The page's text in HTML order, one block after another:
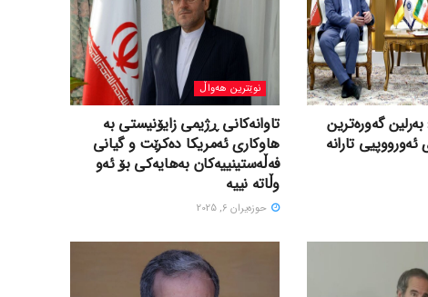
بەرلین گەورەترین
تارانە
نوێترین هەواڵ
تاوانەکانی ڕژیمی زایۆنیستی بە
هاوکاری ئەمریکا دەکرێت و گیانی
فەڵەستینییەکان بەهایەکی بۆ ئەو
وڵاتە نییە
حوزه‌یران 6, 2025